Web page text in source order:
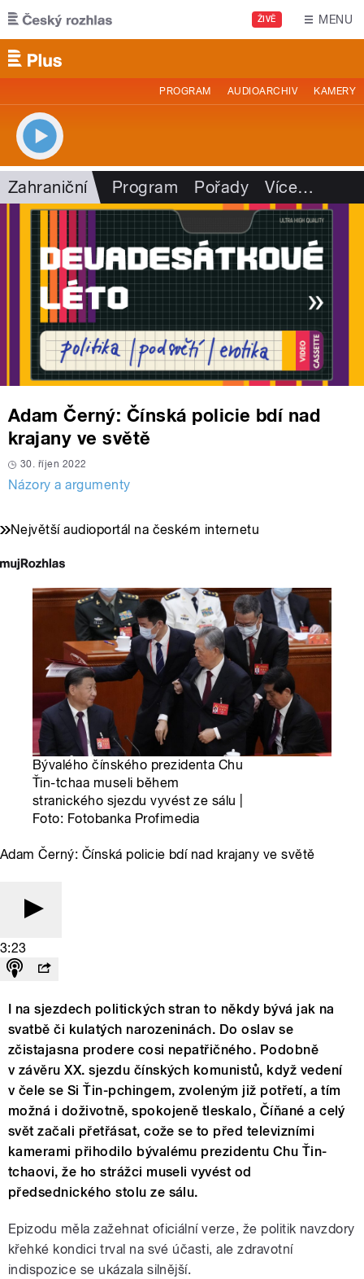
Přejít k hlavnímu obsahu
ŽIVĚ MENU
PROGRAM AUDIOARCHIV KAMERY
Zahraniční Program Pořady Více…
Adam Černý: Čínská policie bdí nad
krajany ve světě
30. říjen 2022
Názory a argumenty
Největší audioportál na českém internetu
Bývalého čínského prezidenta Chu
Ťin-tchaa museli během
stranického sjezdu vyvést ze sálu |
Foto: Fotobanka Profimedia
Adam Černý: Čínská policie bdí nad krajany ve světě
3:23
I na sjezdech politických stran to někdy bývá jak na
svatbě či kulatých narozeninách. Do oslav se
zčistajasna prodere cosi nepatřičného. Podobně
v závěru XX. sjezdu čínských komunistů, když vedení
v čele se Si Ťin-pchingem, zvoleným již potřetí, a tím
možná i doživotně, spokojeně tleskalo, Číňané a celý
svět začali přetřásat, cože se to před televizními
kamerami přihodilo bývalému prezidentu Chu Ťin-
tchaovi, že ho strážci museli vyvést od
předsednického stolu ze sálu.
Epizodu měla zažehnat oficiální verze, že politik navzdory
křehké kondici trval na své účasti, ale zdravotní
indispozice se ukázala silnější.